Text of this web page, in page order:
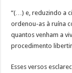
“(…) e, reduzindo a
ordenou-as à ruína
quantos venham a
procedimento
Esses versos